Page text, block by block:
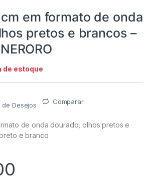
em formato de onda
pretos e brancos –
de estoque
Desejos Comparar
de onda dourado, olhos pretos e
e branco